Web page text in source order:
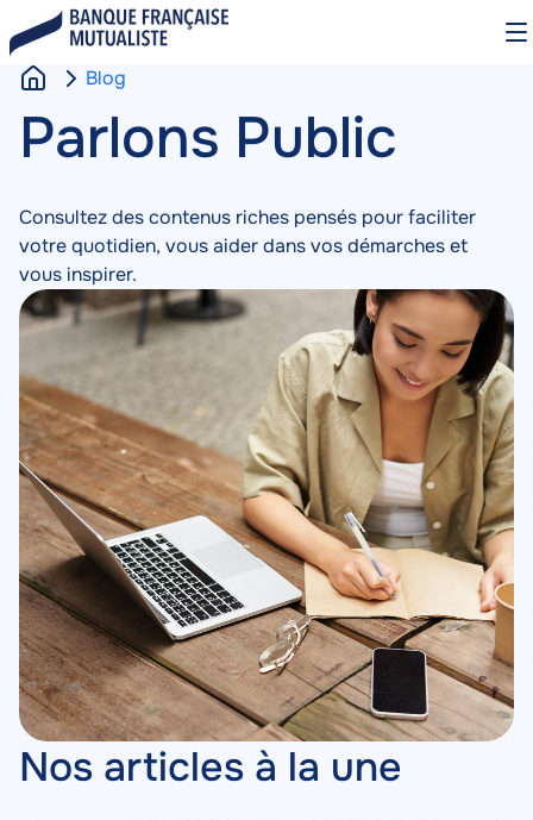
au
contenu
principal
c
e
i
l
Blog
Blog
Contenu
Parlons Public
Consultez des contenus riches pensés pour faciliter
votre quotidien, vous aider dans vos démarches et
vous inspirer.
Nos articles à la une